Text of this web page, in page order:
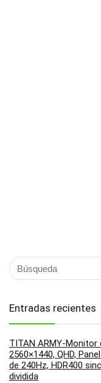
Entradas recientes
TITAN ARMY-Monitor
2560×1440, QHD,
de 240Hz, HDR400
dividida